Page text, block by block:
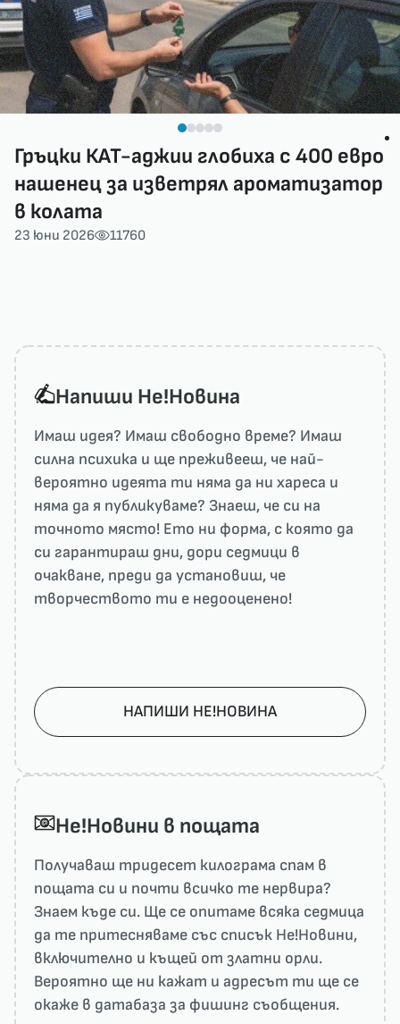
Гръцки КАТ-аджии глобиха с 400 евро
нашенец за изветрял ароматизатор
в колата
23 юни 2026 11760
Напиши He!Новина
Имаш идея? Имаш свободно време? Имаш
силна психика и ще преживееш, че най-
вероятно идеята ти няма да ни харесa и
няма да я публикуваме? Знаеш, че си на
точното място! Ето ни форма, с която да
си гарантираш дни, дори седмици в
очакване, преди да установиш, че
творчеството ти е недооценено!
НАПИШИ НЕ!НОВИНА
He!Новини в пощата
Получаваш тридесет килограма спам в
пощата си и почти всичко те нервира?
Знаем къде си. Ще се опитаме всяка седмица
да те притесняваме със списък He!Новини,
включително и къщей от златни орли.
Вероятно ще ни кажат и адресът ти ще се
окаже в датабаза за фишинг съобщения.